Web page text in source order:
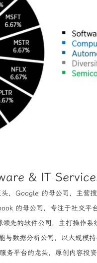
& IT
头，Google 的母公司，主营
的母公司，专注于社交平
领先的软件公司，主打操作
与数据分析公司，以大规模
务平台的龙头，原创内容投